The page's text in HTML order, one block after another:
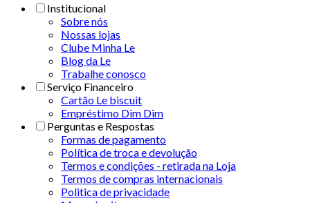
Institucional
Sobre nós
Nossas lojas
Clube Minha Le
Blog da Le
Trabalhe conosco
Serviço Financeiro
Cartão Le biscuit
Empréstimo Dim Dim
Perguntas e Respostas
Formas de pagamento
Política de troca e devolução
Termos e condições - retirada na Loja
Termos de compras internacionais
Politica de privacidade